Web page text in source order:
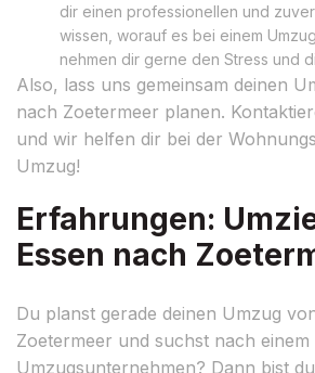
dir einen professionellen und
wissen, worauf es bei einem
nehmen dir gerne den Stress und
Also, lass uns gemeinsam deinen
nach Zoetermeer planen.
und wir helfen dir bei der
Umzug!
Erfahrungen:
Essen nach
Du planst gerade deinen Umzug
Zoetermeer und suchst nach einem
Umzugsunternehmen? Dann bist